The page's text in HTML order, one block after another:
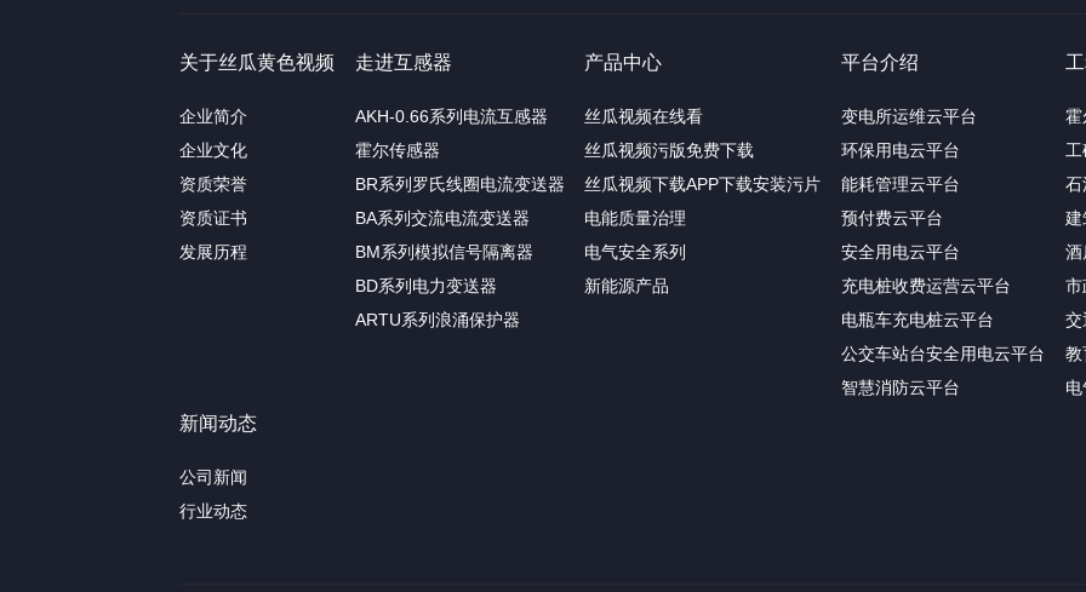
关于丝瓜黄色视频
企业简介
企业文化
资质荣誉
资质证书
发展历程
走进互感器
AKH-0.66系列电流互感器
霍尔传感器
BR系列罗氏线圈电流变送器
BA系列交流电流变送器
BM系列模拟信号隔离器
BD系列电力变送器
ARTU系列浪涌保护器
产品中心
丝瓜视频在线看
丝瓜视频污版免费下载
丝瓜视频下载APP下载安装污片
电能质量治理
电气安全系列
新能源产品
平台介绍
变电所运维云平台
环保用电云平台
能耗管理云平台
预付费云平台
安全用电云平台
充电桩收费运营云平台
电瓶车充电桩云平台
公交车站台安全用电云平台
智慧消防云平台
霍
石
建
酒
市
交
教
新闻动态
公司新闻
行业动态